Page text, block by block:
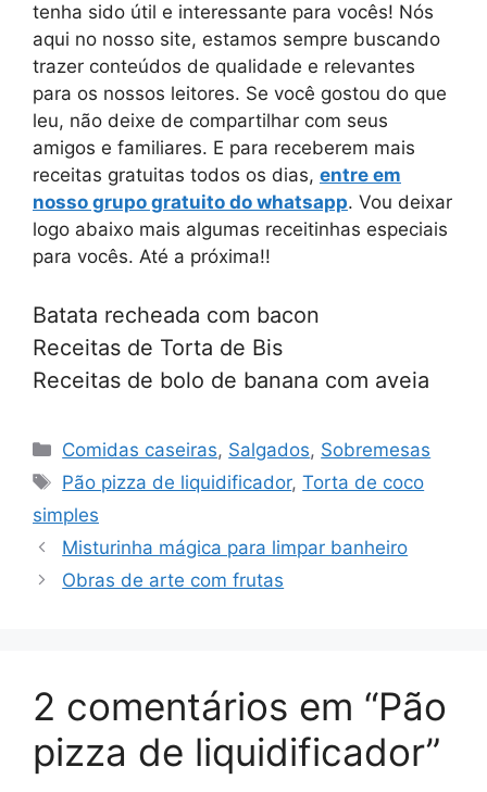
tenha sido útil e interessante para vocês! Nós
aqui no nosso site, estamos sempre buscando
trazer conteúdos de qualidade e relevantes
para os nossos leitores. Se você gostou do que
leu, não deixe de compartilhar com seus
amigos e familiares. E para receberem mais
receitas gratuitas todos os dias, entre em
nosso grupo gratuito do whatsapp. Vou deixar
logo abaixo mais algumas receitinhas especiais
para vocês. Até a próxima!!
Batata recheada com bacon
Receitas de Torta de Bis
Receitas de bolo de banana com aveia
Categorias
Comidas caseiras, Salgados, Sobremesas
Tags
Pão pizza de liquidificador,Torta de coco
simples
Misturinha mágica para limpar banheiro
Obras de arte com frutas
2 comentários em “Pão
pizza de liquidificador”